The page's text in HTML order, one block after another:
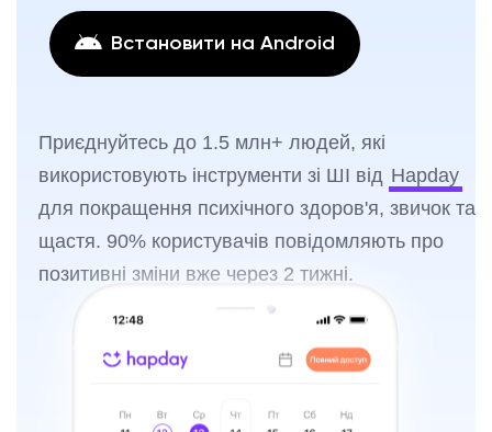
Встановити на Android
Приєднуйтесь до 1.5 млн+ людей, які
використовують інструменти зі ШІ від Hapday
для покращення психічного здоров'я, звичок та
щастя. 90% користувачів повідомляють про
позитивні зміни вже через 2 тижні.